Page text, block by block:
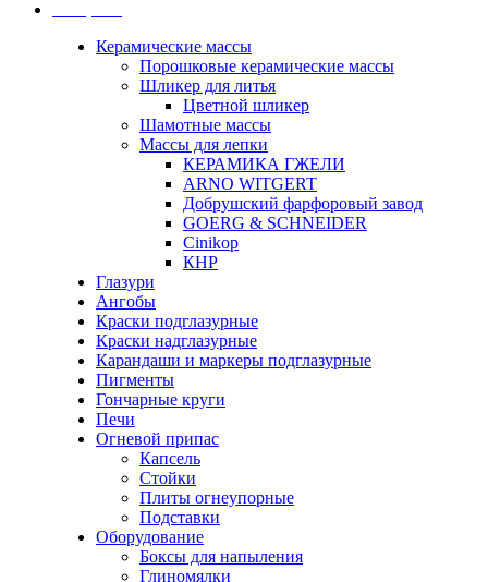
Керамические массы
Порошковые керамические массы
Шликер для литья
Цветной шликер
Шамотные массы
Массы для лепки
КЕРАМИКА ГЖЕЛИ
ARNO WITGERT
Добрушский фарфоровый завод
GOERG & SCHNEIDER
Cinikop
КНР
Глазури
Ангобы
Краски подглазурные
Краски надглазурные
Карандаши и маркеры подглазурные
Пигменты
Гончарные круги
Печи
Огневой припас
Капсель
Стойки
Плиты огнеупорные
Подставки
Оборудование
Боксы для напыления
Глиномялки